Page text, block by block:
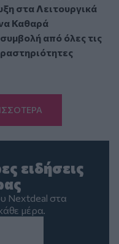
στα Λειτουργικά
Καθαρά
από όλες τις
ειδήσεις
Nextdeal στα
μέρα.